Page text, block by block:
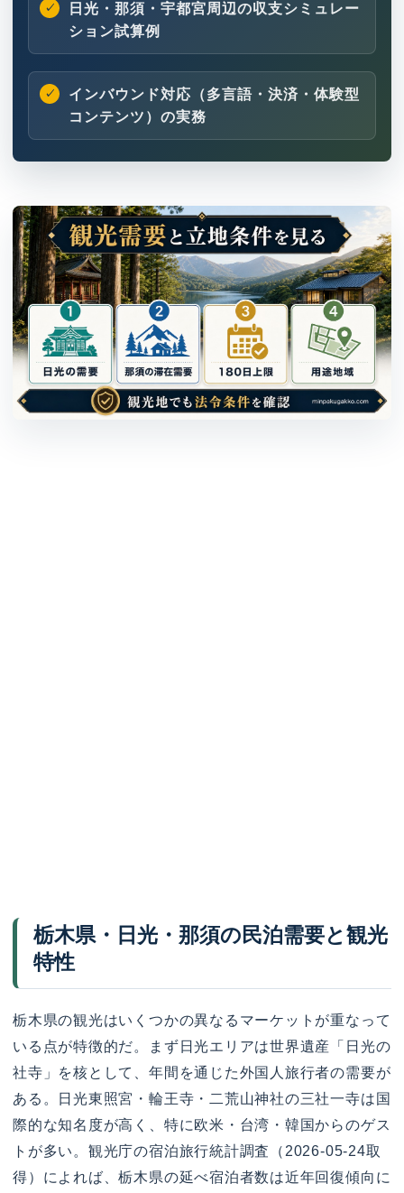
日光・那須・宇都宮周辺の収支シミュレー
ション試算例
インバウンド対応（多言語・決済・体験型
コンテンツ）の実務
栃木県・日光・那須の民泊需要と観光
特性
栃木県の観光はいくつかの異なるマーケットが重なって
いる点が特徴的だ。まず日光エリアは世界遺産「日光の
社寺」を核として、年間を通じた外国人旅行者の需要が
ある。日光東照宮・輪王寺・二荒山神社の三社一寺は国
際的な知名度が高く、特に欧米・台湾・韓国からのゲス
トが多い。観光庁の宿泊旅行統計調査（2026-05-24取
得）によれば、栃木県の延べ宿泊者数は近年回復傾向に